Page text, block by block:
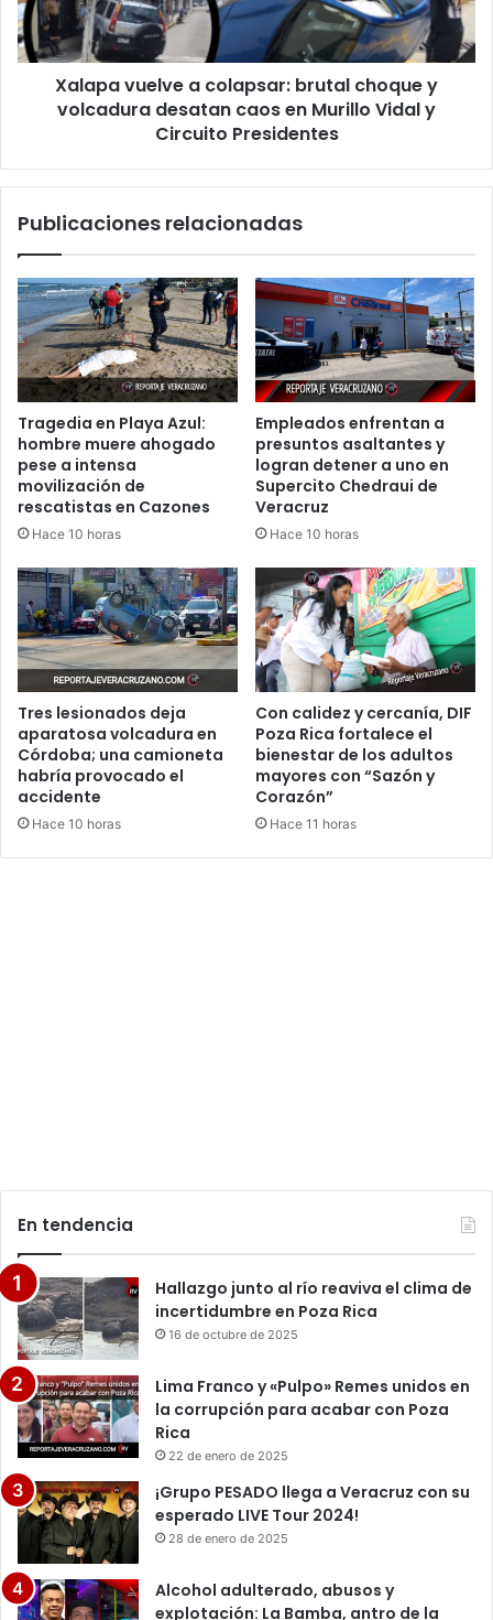
y
volcadura
desatan
y
Presidentes
Xalapa vuelve a colapsar: brutal choque y
volcadura desatan caos en Murillo Vidal y
Circuito Presidentes
Publicaciones relacionadas
Tragedia en Playa Azul:
hombre muere ahogado
pese a intensa
movilización de
rescatistas en Cazones
Hace 10 horas
Empleados enfrentan a
presuntos asaltantes y
logran detener a uno en
Supercito Chedraui de
Veracruz
Hace 10 horas
Tres lesionados deja
aparatosa volcadura en
Córdoba; una camioneta
habría provocado el
accidente
Hace 10 horas
Con calidez y cercanía, DIF
Poza Rica fortalece el
bienestar de los adultos
mayores con “Sazón y
Corazón”
Hace 11 horas
En tendencia
Hallazgo junto al río reaviva el clima de
incertidumbre en Poza Rica
16 de octubre de 2025
Lima Franco y «Pulpo» Remes unidos en
la corrupción para acabar con Poza
Rica
22 de enero de 2025
¡Grupo PESADO llega a Veracruz con su
esperado LIVE Tour 2024!
28 de enero de 2025
Alcohol adulterado, abusos y
explotación: La Bamba, antro de la